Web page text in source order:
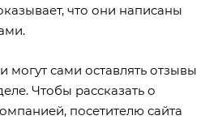
что они написаны
могут сами оставлять отзывы
Чтобы рассказать о
посетителю сайта